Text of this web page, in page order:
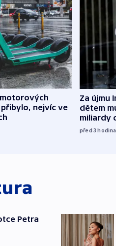
nejvíc ve
Za újmu
dětem
miliardy
před 3
Petra